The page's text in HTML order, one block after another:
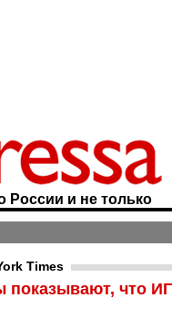
России и не только
Times
что